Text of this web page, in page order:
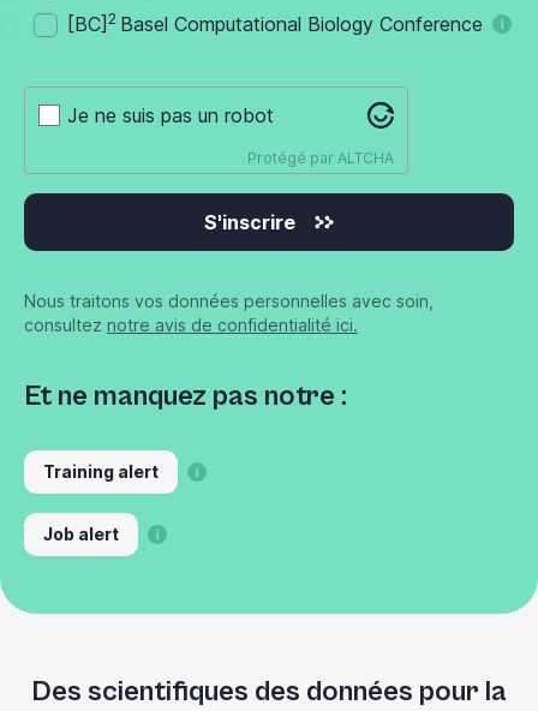
[BC] 2 Basel Computational Biology Conference
Je ne suis pas un robot
Protégé par ALTCHA
S'inscrire
Nous traitons vos données personnelles avec soin,
consultez notre avis de confidentialité ici.
Et ne manquez pas notre :
Training alert
Job alert
Des scientifiques des données pour la